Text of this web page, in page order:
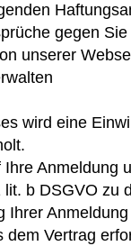
gegen Sie
unserer
wird eine
Anmeldung
b DSGVO zu
Ihrer
dem Vertrag